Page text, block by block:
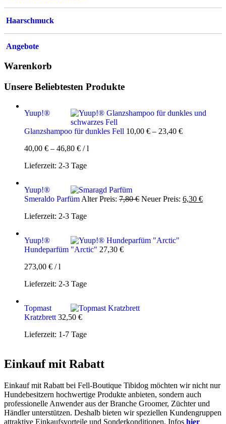
Haarschmuck
Angebote
Warenkorb
Unsere Beliebtesten Produkte
Yuup!®
Glanzshampoo für dunkles Fell 10,00 € – 23,40 €
40,00 € – 46,80 € /l
Lieferzeit: 2-3 Tage
Yuup!®
Smeraldo ParfümAlter Preis: 7,80€ Ursprünglicher
Neuer Preis: 6,30 €
Lieferzeit: 2-3 Tage
Yuup!®
Hundeparfüm "Arctic" 27,30 €
273,00 € /l
Lieferzeit: 2-3 Tage
Topmast
Kratzbrett 32,50 €
Lieferzeit: 1-7 Tage
Einkauf mit Rabatt
Einkauf mit Rabatt bei Fell-Boutique Tibidog möchten wir nicht nur
Hundebesitzern hochwertige Produkte anbieten, sondern auch
professionelle Anwender aus der Branche Groomer, Züchter und
Händler unterstützen. Deshalb bieten wir speziellen Kundengruppen
attraktive Einkaufsvorteile und Sonderkonditionen. Infos hier